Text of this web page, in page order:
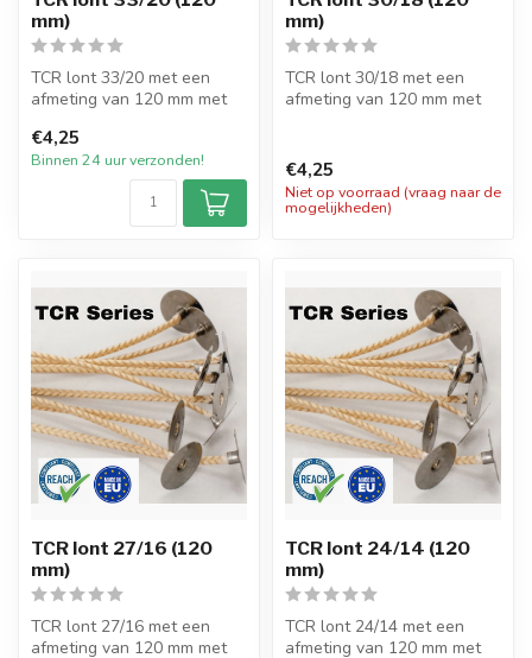
mm)
TCR lont 33/20 met een
afmeting van 120 mm met
verpakt per 2...
€4,25
Binnen 24 uur verzonden!
mm)
TCR lont 30/18 met een
afmeting van 120 mm met
€4,25
Niet op voorraad (vraag naar de
mogelijkheden)
TCR lont 27/16 (120
mm)
TCR lont 27/16 met een
afmeting van 120 mm met
TCR lont 24/14 (120
mm)
TCR lont 24/14 met een
afmeting van 120 mm met